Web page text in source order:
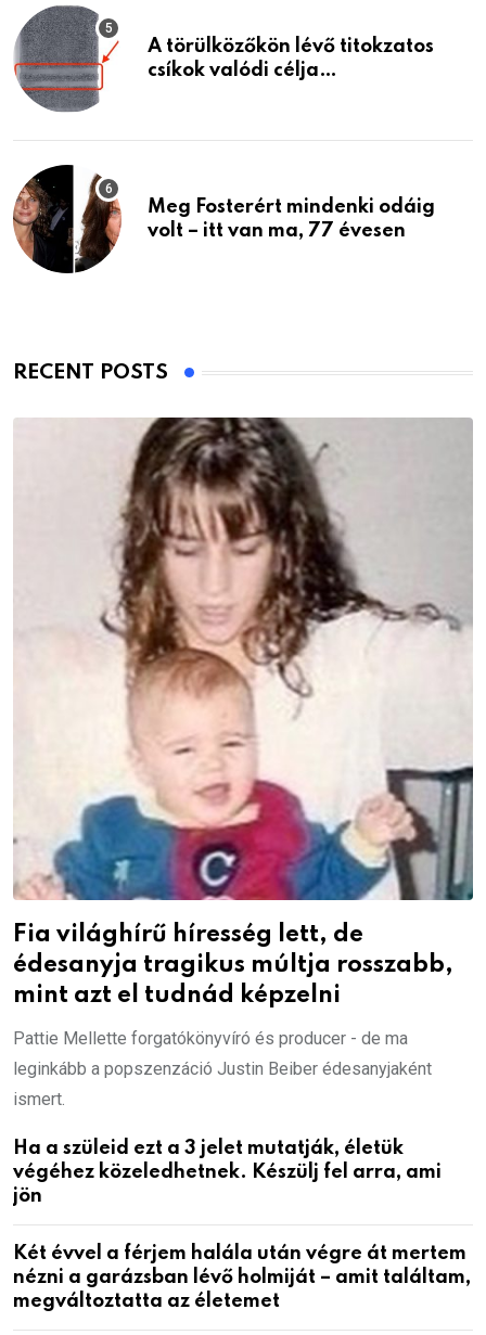
A törülközőkön lévő titokzatos
csíkok valódi célja…
Meg Fosterért mindenki odáig
volt – itt van ma, 77 évesen
RECENT POSTS
Fia világhírű híresség lett, de
édesanyja tragikus múltja rosszabb,
mint azt el tudnád képzelni
Pattie Mellette forgatókönyvíró és producer - de ma
leginkább a popszenzáció Justin Beiber édesanyjaként
ismert.
Ha a szüleid ezt a 3 jelet mutatják, életük
végéhez közeledhetnek. Készülj fel arra, ami
jön
Két évvel a férjem halála után végre át mertem
nézni a garázsban lévő holmiját – amit találtam,
megváltoztatta az életemet